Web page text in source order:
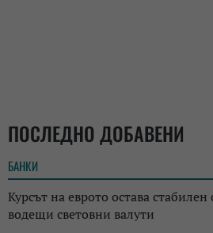
ПОСЛЕДНО ДОБАВЕНИ
БАНКИ
Курсът на еврото остава
водещи световни валути